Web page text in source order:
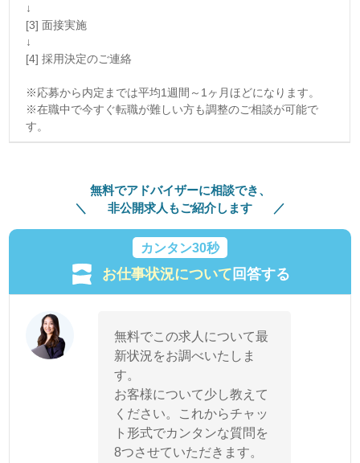
↓
[3] 面接実施
↓
[4] 採用決定のご連絡
※応募から内定までは平均1週間～1ヶ月ほどになります。
※在職中で今すぐ転職が難しい方も調整のご相談が可能で
す。
無料でアドバイザーに相談でき、
非公開求人もご紹介します
カンタン30秒
お仕事状況について回答する
無料でこの求人について最
新状況をお調べいたしま
す。
お客様について少し教えて
ください。これからチャッ
ト形式でカンタンな質問を
8つさせていただきます。